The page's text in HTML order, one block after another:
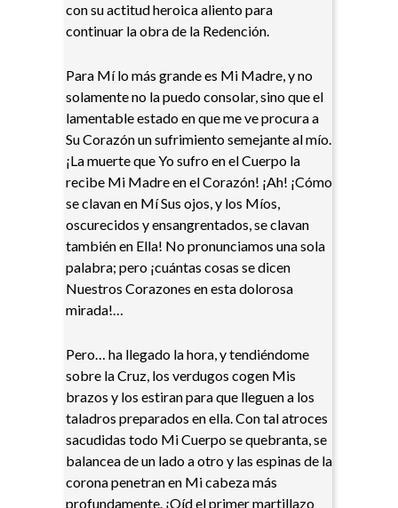
con su actitud heroica aliento para
continuar la obra de la Redención.
Para Mí lo más grande es Mi Madre, y no
solamente no la puedo consolar, sino que el
lamentable estado en que me ve procura a
Su Corazón un sufrimiento semejante al mío.
¡La muerte que Yo sufro en el Cuerpo la
recibe Mi Madre en el Corazón! ¡Ah! ¡Cómo
se clavan en Mí Sus ojos, y los Míos,
oscurecidos y ensangrentados, se clavan
también en Ella! No pronunciamos una sola
palabra; pero ¡cuántas cosas se dicen
Nuestros Corazones en esta dolorosa
mirada!…
Pero… ha llegado la hora, y tendiéndome
sobre la Cruz, los verdugos cogen Mis
brazos y los estiran para que lleguen a los
taladros preparados en ella. Con tal atroces
sacudidas todo Mi Cuerpo se quebranta, se
balancea de un lado a otro y las espinas de la
corona penetran en Mi cabeza más
profundamente. ¡Oíd el primer martillazo